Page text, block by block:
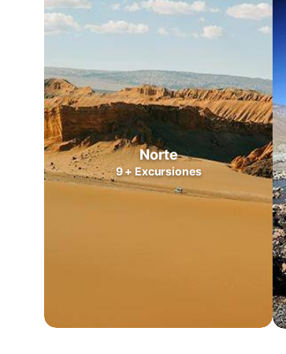
Valles
Centrales
Lagos
Patagonia
Norte
Patagonia
Sur
Cabo
de
Norte
9+ Excursiones